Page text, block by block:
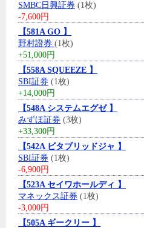
SMBC日興証券 (1枚)
-7,600円
【581A GO 】
野村證券 (1枚)
+51,000円
【558A SQUEEZE 】
SBI証券 (1枚)
+14,000円
【548A システムエグゼ 】
みずほ証券 (3枚)
+33,300円
【542A ビタブリッドジャ 】
SBI証券 (1枚)
-6,900円
【523A セイワホールディ 】
マネックス証券 (1枚)
-3,000円
【505A ギークリー 】